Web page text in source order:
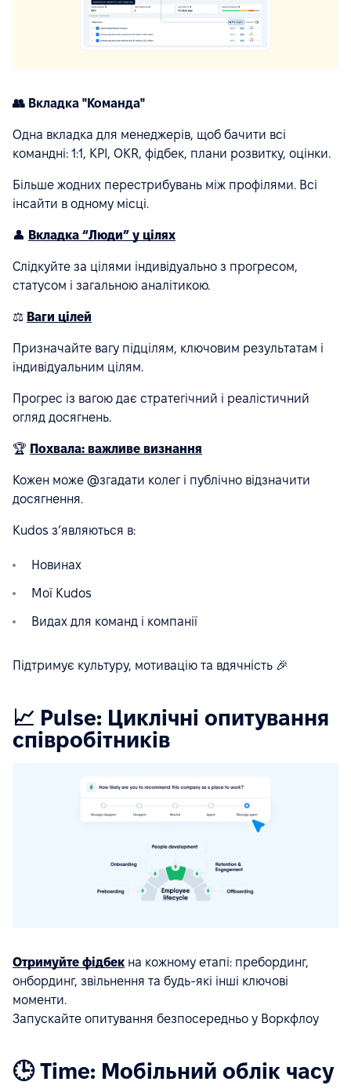
👥 Вкладка "Команда"
Одна вкладка для менеджерів, щоб бачити всі
командні: 1:1, KPI, OKR, фідбек, плани розвитку, оцінки.
Більше жодних перестрибувань між профілями. Всі
інсайти в одному місці.
👤 Вкладка “Люди” у цілях
Слідкуйте за цілями індивідуально з прогресом,
статусом і загальною аналітикою.
⚖️ Ваги цілей
Призначайте вагу підцілям, ключовим результатам і
індивідуальним цілям.
Прогрес із вагою дає стратегічний і реалістичний
огляд досягнень.
🏆 Похвала: важливе визнання
Кожен може @згадати колег і публічно відзначити
досягнення.
Kudos з’являються в:
Новинах
Мої Kudos
Видах для команд і компанії
Підтримує культуру, мотивацію та вдячність 🎉
📈 Pulse: Циклічні опитування
співробітників
Отримуйте фідбек на кожному етапі: пребординг,
онбординг, звільнення та будь-які інші ключові
моменти.
Запускайте опитування безпосередньо у Воркфлоу
🕒 Time: Мобільний облік часу